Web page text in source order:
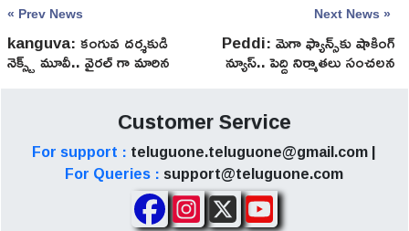
« Prev News
kanguva: కంగువ దర్శకుడి
నెక్స్ట్ మూవీ.. వైరల్ గా మారిన
అగ్ర హీరో
Next News »
Peddi: మెగా ఫ్యాన్స్‌కు షాకింగ్
న్యూస్.. పెద్ది నిర్మాతలు సంచలన
Customer Service
For support : teluguone.teluguone@gmail.com |
For Queries : support@teluguone.com